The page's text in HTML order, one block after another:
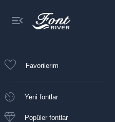
Favorilerim
Yeni fontlar
Popüler fontlar